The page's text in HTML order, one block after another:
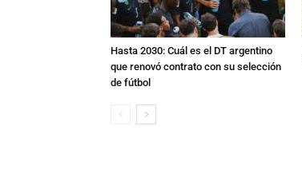
Hasta 2030: Cuál es el DT argentino
que renovó contrato con su selección
de fútbol